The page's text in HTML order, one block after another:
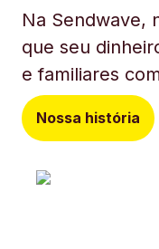
Na Sendwave,
que seu
e familiares
Nossa história